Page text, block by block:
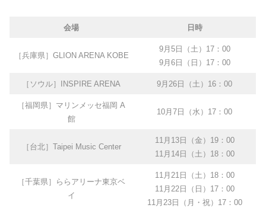
会場 日時
［兵庫県］GLION ARENA KOBE
9月5日（土）17：00
9月6日（日）17：00
［ソウル］INSPIRE ARENA 9月26日（土）16：00
［福岡県］マリンメッセ福岡 A
館
10月7日（水）17：00
［台北］Taipei Music Center
11月13日（金）19：00
11月14日（土）18：00
［千葉県］ららアリーナ東京ベ
イ
11月21日（土）18：00
11月22日（日）17：00
11月23日（月・祝）17：00